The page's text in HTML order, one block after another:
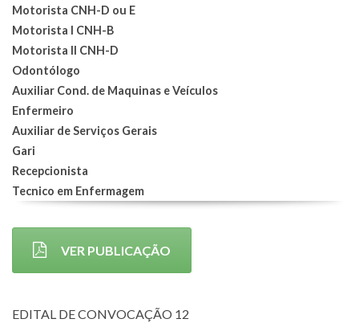
Motorista CNH-D ou E
Motorista I CNH-B
Motorista II CNH-D
Odontólogo
Auxiliar Cond. de Maquinas e Veículos
Enfermeiro
Auxiliar de Serviços Gerais
Gari
Recepcionista
Tecnico em Enfermagem
VER PUBLICAÇÃO
EDITAL DE CONVOCAÇÃO 12